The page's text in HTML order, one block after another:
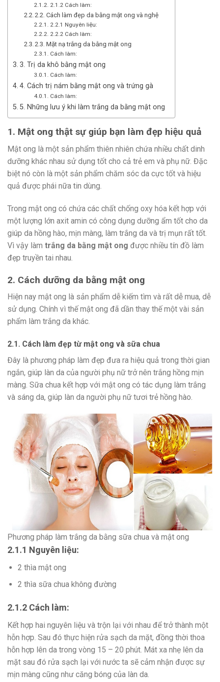
2.1.2 Cách làm:
2.2. Cách làm đẹp da bằng mật ong và nghệ
2.2.1 Nguyên liệu:
2.2.2 Cách làm:
2.3. Mặt nạ trắng da bằng mật ong
Cách làm:
3. Trị da khô bằng mật ong
Cách làm:
4. Cách trị nám bằng mật ong và trứng gà
Cách làm:
5. Những lưu ý khi làm trắng da bằng mật ong
1. Mật ong thật sự giúp bạn làm đẹp hiệu quả
Mật ong là một sản phẩm thiên nhiên chứa nhiều chất dinh
dưỡng khác nhau sử dụng tốt cho cả trẻ em và phụ nữ. Đặc
biệt nó còn là một sản phẩm chăm sóc da cực tốt và hiệu
quả được phái nữa tin dùng.
Trong mật ong có chứa các chất chống oxy hóa kết hợp với
một lượng lớn axit amin có công dụng dưỡng ẩm tốt cho da
giúp da hồng hào, mịn màng, làm trắng da và trị mụn rất tốt.
Vì vậy làm trắng da bằng mật ong được nhiều tín đồ làm
đẹp truyền tai nhau.
2. Cách dưỡng da bằng mật ong
Hiện nay mật ong là sản phẩm dễ kiếm tìm và rất dễ mua, dễ
sử dụng. Chính vì thế mật ong đã dần thay thế một vài sản
phẩm làm trắng da khác.
2.1. Cách làm đẹp từ mật ong và sữa chua
Đây là phương pháp làm đẹp đưa ra hiệu quả trong thời gian
ngắn, giúp làn da của người phụ nữ trở nên trắng hồng mịn
màng. Sữa chua kết hợp với mật ong có tác dụng làm trắng
và sáng da, giúp làn da người phụ nữ tươi trẻ hồng hào.
Phương pháp làm trắng da bằng sữa chua và mật ong
2.1.1 Nguyên liệu:
2 thìa mật ong
2 thìa sữa chua không đường
2.1.2 Cách làm:
Kết hợp hai nguyên liệu và trộn lại với nhau để trở thành một
hỗn hợp. Sau đó thực hiện rửa sạch da mặt, đồng thời thoa
hỗn hợp lên da trong vòng 15 – 20 phút. Mát xa nhẹ lên da
mặt sau đó rửa sạch lại với nước ta sẽ cảm nhận được sự
mịn màng cũng như căng bóng của làn da.